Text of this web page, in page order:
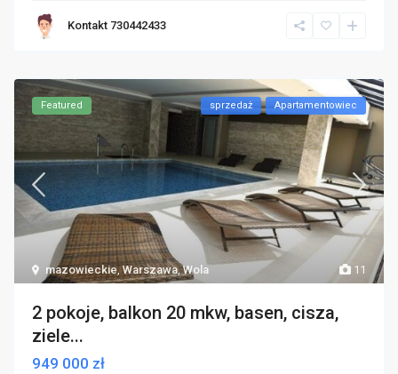
Kontakt 730442433
11
mazowieckie,Warszawa,Wola
Featured sprzedaż Apartamentowiec
2 pokoje, balkon 20 mkw, basen, cisza,
ziele...
949 000 zł